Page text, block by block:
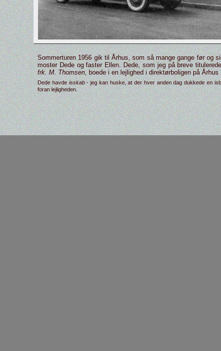
Sommerturen 1956 gik til Århus, som så mange gange før og
moster Dede og faster Ellen. Dede, som jeg på breve
frk. M. Thomsen, boede i en lejlighed i direk­tør­boligen på
Dede havde isskab- jeg kan huske, at der hver anden dag dukkede en
foran lejligheden.